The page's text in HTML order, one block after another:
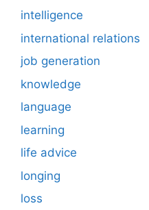
intelligence
international relations
job generation
knowledge
language
learning
life advice
longing
loss